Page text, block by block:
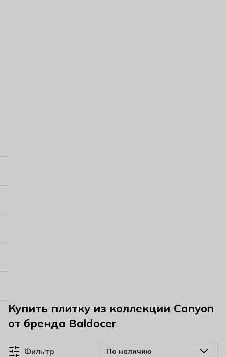
Купить плитку из коллекции Canyon
от бренда Baldocer
Фильтр